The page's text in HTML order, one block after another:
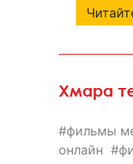
Хмара
фильмы
онлайн